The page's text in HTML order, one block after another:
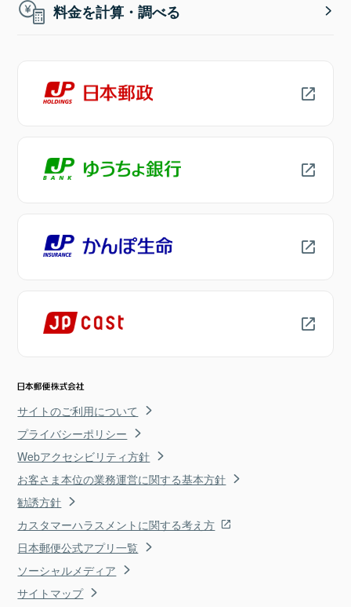
料金を計算・調べる
サイトのご利用について
プライバシーポリシー
Webアクセシビリティ方針
お客さま本位の業務運営に関する基本方針
勧誘方針
カスタマーハラスメントに関する考え方
日本郵便公式アプリ一覧
ソーシャルメディア
サイトマップ